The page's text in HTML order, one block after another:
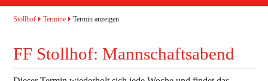
Stollhof
Navigation
überspringen
Aktuelles
Jugend
Stollhof Termine Termin anzeigen
FF Stollhof: Mannschaftsabend